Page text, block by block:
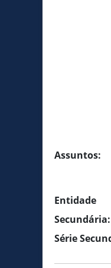
Assuntos:
Entidade
Secundária:
Série